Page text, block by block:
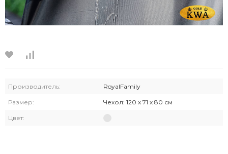
Производитель: RoyalFamily
Размер: Чехол: 120 х 71 х 80 см
Цвет: